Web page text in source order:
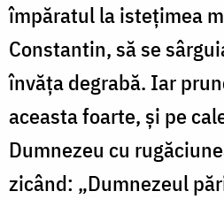
împăratul la istețimea
Constantin, să se
învăța degrabă. Iar
aceasta foarte, și pe
Dumnezeu cu
zicând: „Dumnezeul